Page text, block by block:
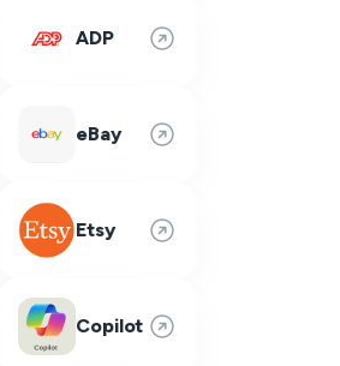
ADP
eBay
Etsy
Copilot